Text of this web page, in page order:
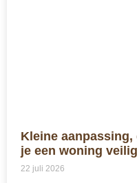
Kleine
je een woning
22 juli 2026